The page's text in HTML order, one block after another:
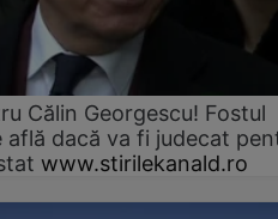
Călin Georgescu! Fostul
dacă va fi judecat
www.stirilekanald.ro